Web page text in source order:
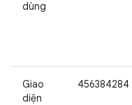
dùng
Giao
diện
456384284